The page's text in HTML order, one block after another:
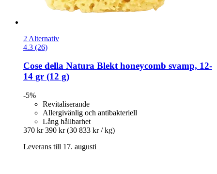
2 Alternativ
4.3 (26)
Cose della Natura Blekt honeycomb svamp, 12-​
14 gr (12 g)
-5%
Revitaliserande
Allergivänlig och antibakteriell
Lång hållbarhet
370 kr 390 kr (30 833 kr / kg)
Leverans till 17. augusti